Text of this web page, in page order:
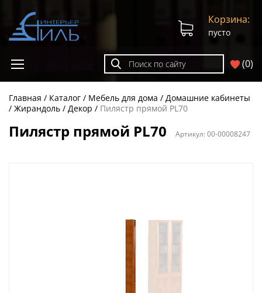
(0)
Корзина:
пусто
Главная Каталог Мебель для дома
Домашние кабинеты
Жирандоль
Декор Пилястр прямой PL70
Пилястр прямой PL70 Артикул:00-00008247